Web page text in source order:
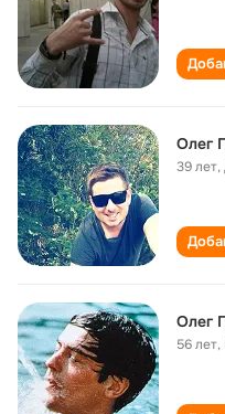
Олег
39 лет,
Олег
56 лет,